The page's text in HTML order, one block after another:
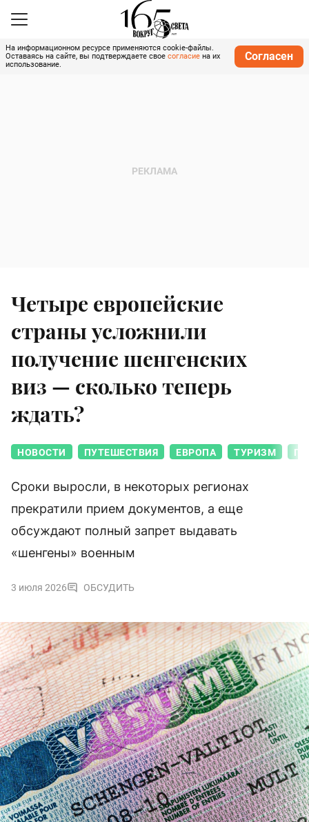
На информационном ресурсе применяются cookie-файлы.
Оставаясь на сайте, вы подтверждаете свое согласие на их
использование.
Согласен
Четыре европейские
страны усложнили
получение шенгенских
виз — сколько теперь
ждать?
НОВОСТИ ПУТЕШЕСТВИЯ ЕВРОПА ТУРИЗМ
Сроки выросли, в некоторых регионах
прекратили прием документов, а еще
обсуждают полный запрет выдавать
«шенгены» военным
3 июля 2026 ОБСУДИТЬ